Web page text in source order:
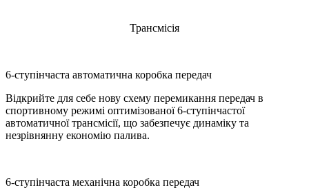
Трансмісія
6-ступінчаста автоматична коробка передач
Відкрийте для себе нову схему перемикання передач в
спортивному режимі оптимізованої 6-ступінчастої
автоматичної трансмісії, що забезпечує динаміку та
незрівнянну економію палива.
6-ступінчаста механічна коробка передач